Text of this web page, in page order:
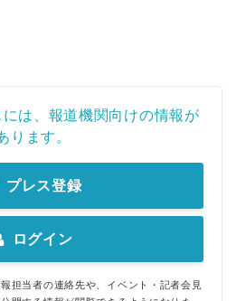
は、報道機関向けの情報が
ります。
プレス登録
ログイン
担当者の連絡先や、イベント・記者会見